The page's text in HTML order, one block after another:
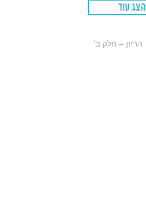
הצג עוד
הריון – חלק ב'